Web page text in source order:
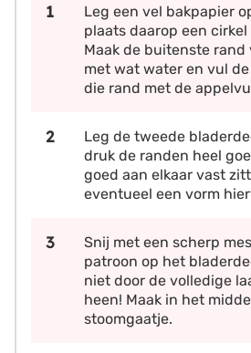
Leg een vel bakpapier
plaats daarop een
Maak de buitenste rand
met wat water en vul
die rand met de
Leg de tweede
druk de randen heel
goed aan elkaar vast
eventueel een vorm
Snij met een scherp
patroon op het
niet door de volledige
heen! Maak in het
stoomgaatje.